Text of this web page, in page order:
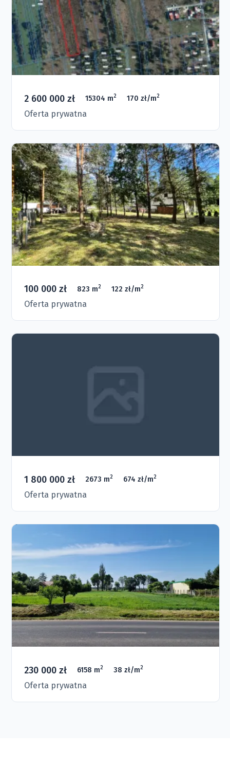
2 600 000 zł 15304 m2 170 zł/m2
Oferta prywatna
100 000 zł 823 m2 122 zł/m2
Oferta prywatna
1 800 000 zł 2673 m2 674 zł/m2
Oferta prywatna
230 000 zł 6158 m2 38 zł/m2
Oferta prywatna